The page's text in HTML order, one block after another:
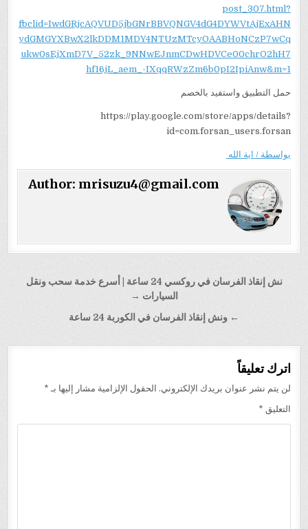
post_307.html?
fbclid=IwdGRjcAQVUD5jbGNrBBVQNGV4dG4DYWVtAjExAHN
ydGMGYXBwX2lkDDM1MDY4NTUzMTcyOAABHoNCzP7wCq
ukw0sEjXmD7V_52zk_9NNwEJnmCDwHDVCe00chrO2hH7
hf16jL_aem_-IXqqRWzZm6b0pI2IpiAnw&m=1
حمل التطبيق واستفيد بالخصم
https://play.google.com/store/apps/details?
id=com.forsan_users.forsan
بواسطة / اية الله
Author: mrisuzu4@gmail.com
تصفّح
نش إنقاذ الفرسان في روكسي 24 ساعة | أسرع خدمة سحب ونقل
السيارات →
← ونش إنقاذ الفرسان في الكوربة 24 ساعة
اترك تعليقاً
لن يتم نشر عنوان بريدك الإلكتروني. الحقول الإلزامية مشار إليها بـ *
التعليق *